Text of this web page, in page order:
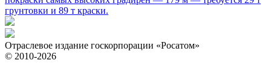
грунтовки и 89 т краски.
Отраслевое издание госкорпорации «Росатом»
© 2010-2026